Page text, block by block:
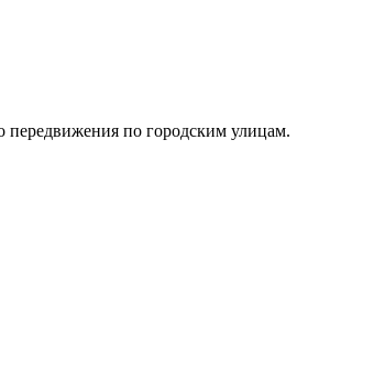
передвижения по городским улицам.